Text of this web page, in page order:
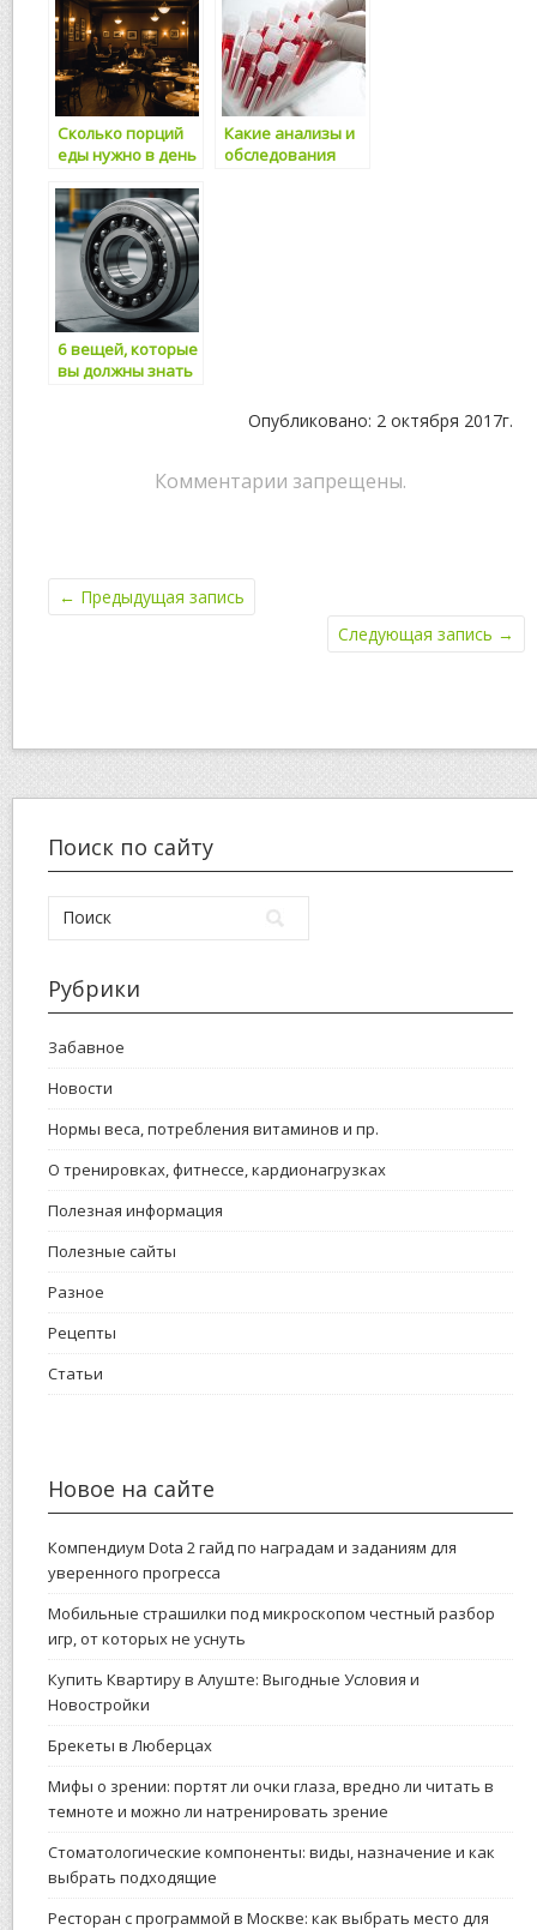
Сколько порций
еды нужно в день
определить
размер порции?
Какие анализы и
обследования
6 вещей, которые
вы должны знать
Опубликовано: 2 октября 2017г.
Комментарии запрещены.
← Предыдущая запись
Следующая запись →
Поиск по сайту
Рубрики
Забавное
Новости
Нормы веса, потребления витаминов и пр.
О тренировках, фитнессе, кардионагрузках
Полезная информация
Полезные сайты
Разное
Рецепты
Статьи
Новое на сайте
Компендиум Dota 2 гайд по наградам и заданиям для
уверенного прогресса
Мобильные страшилки под микроскопом честный разбор
игр, от которых не уснуть
Купить Квартиру в Алуште: Выгодные Условия и
Новостройки
Брекеты в Люберцах
Мифы о зрении: портят ли очки глаза, вредно ли читать в
темноте и можно ли натренировать зрение
Стоматологические компоненты: виды, назначение и как
выбрать подходящие
Ресторан с программой в Москве: как выбрать место для